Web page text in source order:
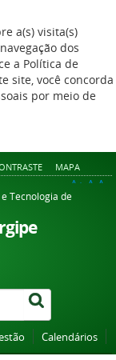
a(s) visita(s)
dos
a Política de
site, você concorda
por meio de
MAPA
A+ A A-
Tecnologia de
Calendários